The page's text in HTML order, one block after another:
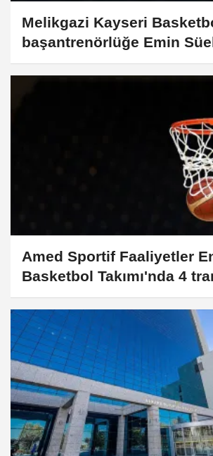
Melikgazi Kayseri
başantrenörlüğe Emin
Amed Sportif Faaliyetler
Basketbol Takımı'nda 4